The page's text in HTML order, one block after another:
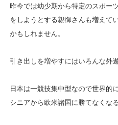
昨今では幼少期から特定のスポー
をしようとする親御さんも増えて
かもしれません。
引き出しを増やすにはいろんな外
日本は一競技集中型なので世界的
シニアから欧米諸国に勝てなくな